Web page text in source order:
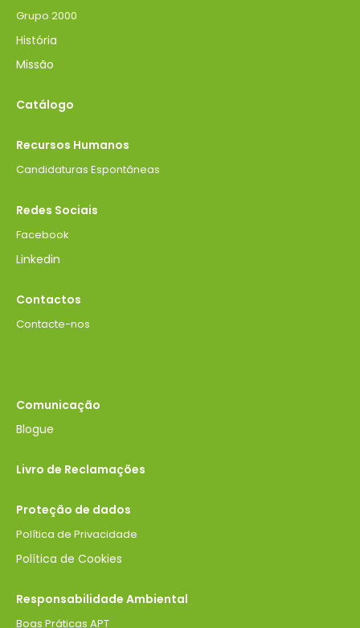
Grupo 2000
História
Missão
Catálogo
Recursos Humanos
Candidaturas Espontâneas
Redes Sociais
Facebook
Linkedin
Contactos
Contacte-nos
Comunicação
Blogue
Livro de Reclamações
Proteção de dados
Política de Privacidade
Política de Cookies
Responsabilidade Ambiental
Boas Práticas APT